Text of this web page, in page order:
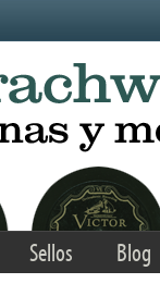
Sellos Blog